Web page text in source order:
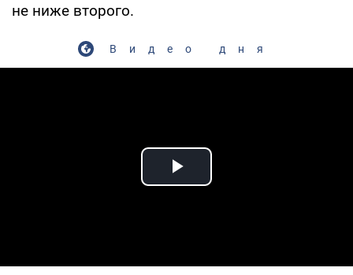
не ниже второго.
Видео дня
Play Video